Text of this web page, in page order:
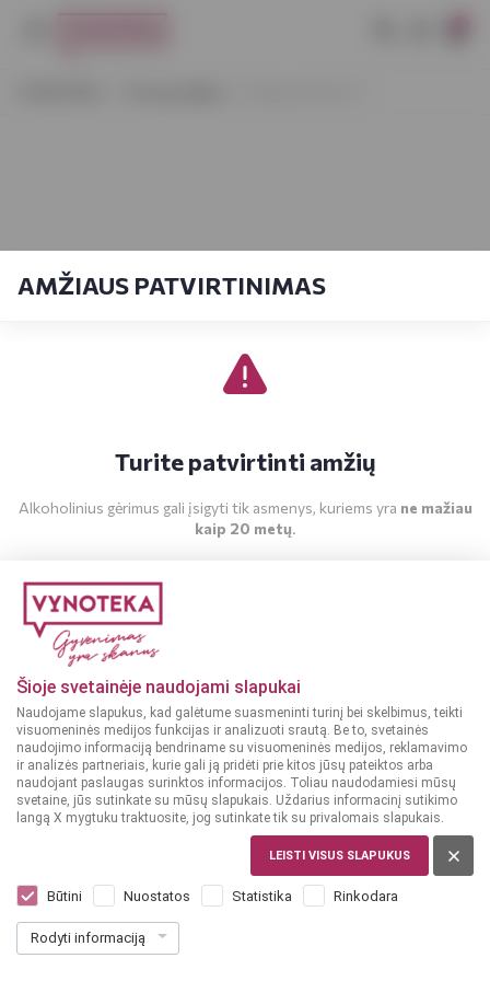
Šioje svetainėje naudojami slapukai
Naudojame slapukus, kad galėtume suasmeninti turinį bei skelbimus, teikti
visuomeninės medijos funkcijas ir analizuoti srautą. Be to, svetainės
naudojimo informaciją bendriname su visuomeninės medijos, reklamavimo
ir analizės partneriais, kurie gali ją pridėti prie kitos jūsų pateiktos arba
naudojant paslaugas surinktos informacijos. Toliau naudodamiesi mūsų
svetaine, jūs sutinkate su mūsų slapukais. Uždarius informacinį sutikimo
langą X mygtuku traktuosite, jog sutinkate tik su privalomais slapukais.
LEISTI VISUS SLAPUKUS
Būtini Nuostatos Statistika Rinkodara
Rodyti informaciją
AMŽIAUS PATVIRTINIMAS
Turite patvirtinti amžių
Alkoholinius gėrimus gali įsigyti tik asmenys, kuriems yra ne mažiau
kaip 20 metų.
Dar nėra balsų, galite įvertinti
3199€ 45.70 € / L